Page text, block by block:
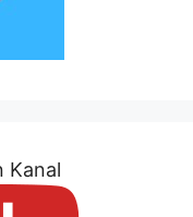
Kanal